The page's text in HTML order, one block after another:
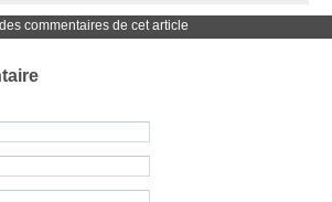
commentaires de cet article